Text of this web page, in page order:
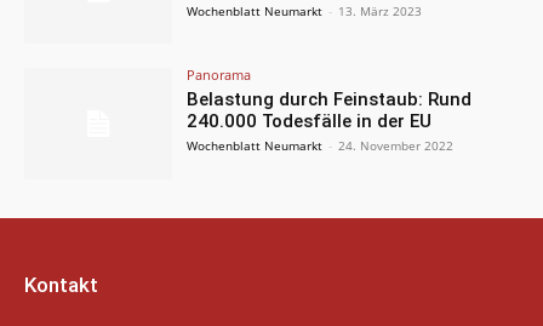
Wochenblatt Neumarkt - 13. März 2023
Panorama
Belastung durch Feinstaub: Rund
240.000 Todesfälle in der EU
Wochenblatt Neumarkt - 24. November 2022
Kontakt